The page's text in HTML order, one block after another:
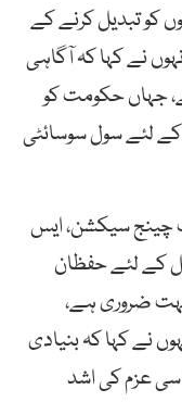
کو تبدیل کرنے کے
نے کہا کہ آگاہی
جہاں حکومت کو
کے لئے سول سوسائٹی
چینج سیکشن، ایس
کے لئے حفظان
ضروری ہے،
نے کہا کہ بنیادی
عزم کی اشد